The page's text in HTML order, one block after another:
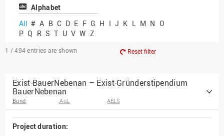
Alphabet
All # A B C D E F G H I J K L M N O
P Q R S T U V W Z
1 / 494 entries are shown Reset filter
Exist-BauerNebenan – Exist-Gründerstipendium
BauerNebenan
Bund AuL AELS
Project duration: